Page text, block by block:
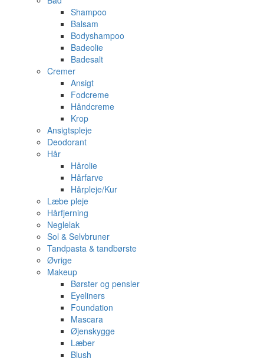
Shampoo
Balsam
Bodyshampoo
Badeolie
Badesalt
Cremer
Ansigt
Fodcreme
Håndcreme
Krop
Ansigtspleje
Deodorant
Hår
Hårolie
Hårfarve
Hårpleje/Kur
Læbe pleje
Hårfjerning
Neglelak
Sol & Selvbruner
Tandpasta & tandbørste
Øvrige
Makeup
Børster og pensler
Eyeliners
Foundation
Mascara
Øjenskygge
Læber
Blush